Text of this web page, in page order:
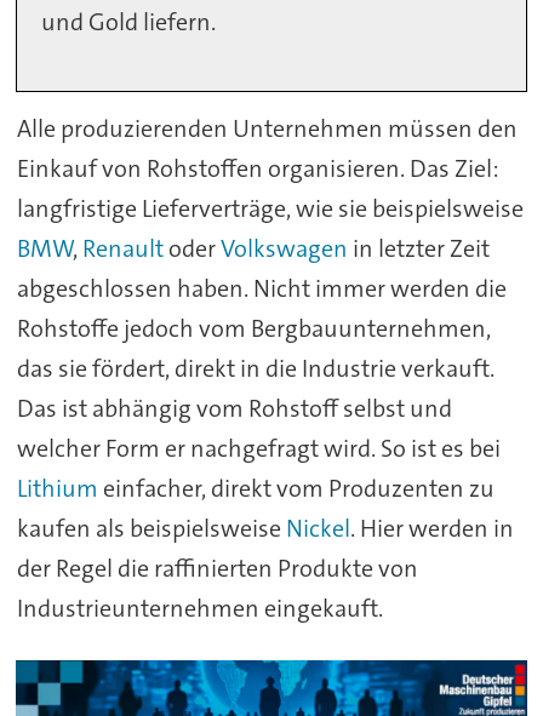
und Gold liefern.
Alle produzierenden Unternehmen müssen den
Einkauf von Rohstoffen organisieren. Das Ziel:
langfristige Lieferverträge, wie sie beispielsweise
BMW, RenaultoderVolkswagen in letzter Zeit
abgeschlossen haben. Nicht immer werden die
Rohstoffe jedoch vom Bergbauunternehmen,
das sie fördert, direkt in die Industrie verkauft.
Das ist abhängig vom Rohstoff selbst und
welcher Form er nachgefragt wird. So ist es bei
Lithium einfacher, direkt vom Produzenten zu
kaufen als beispielsweise Nickel. Hier werden in
der Regel die raffinierten Produkte von
Industrieunternehmen eingekauft.